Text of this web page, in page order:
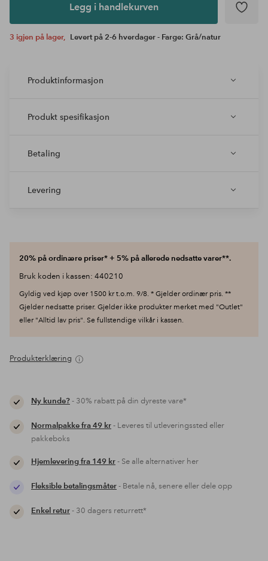
Legg i handlekurven
3 igjen på lager, Levert på 2-6 hverdager - Farge: Grå/natur
Produktinformasjon
Produkt spesifikasjon
Betaling
Levering
20% på ordinære priser* + 5% på allerede nedsatte varer**.
Bruk koden i kassen: 440210
Gyldig ved kjøp over 1500 kr t.o.m. 9/8. * Gjelder ordinær pris. **
Gjelder nedsatte priser. Gjelder ikke produkter merket med "Outlet"
eller "Alltid lav pris". Se fullstendige vilkår i kassen.
Produkterklæring
Ny kunde?- 30% rabatt på din dyreste vare*
Normalpakke fra 49 kr- Leveres til utleveringssted eller
pakkeboks
Hjemlevering fra 149 kr- Se alle alternativer her
Fleksible betalingsmåter- Betale nå, senere eller dele opp
Enkel retur- 30 dagers returrett*